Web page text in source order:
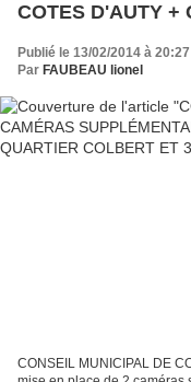
COTES D'AUTY +
CAMÉRAS
Publié le 13/02/2014 à 20:27
Par FAUBEAU lionel
CONSEIL MUNICIPAL DE